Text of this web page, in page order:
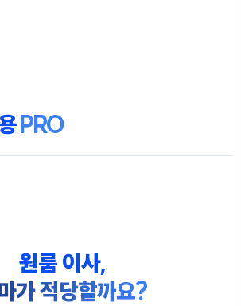
PRO
원룸 이사,
가 적당할까요?